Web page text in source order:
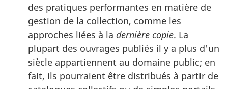
des pratiques performantes en matière de
gestion de la collection, comme les
approches liées à la dernière copie. La
plupart des ouvrages publiés il y a plus d'un
siècle appartiennent au domaine public; en
fait, ils pourraient être distribués à partir de